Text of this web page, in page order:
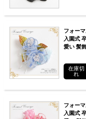
フォー
入園式
愛い 髪
在庫切
れ
フォー
入園式